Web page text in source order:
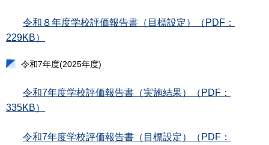
令和８年度学校評価報告書（目標設定）（PDF：
229KB）
令和7年度(2025年度)
令和7年度学校評価報告書（実施結果）（PDF：
335KB）
令和7年度学校評価報告書（目標設定）（PDF：